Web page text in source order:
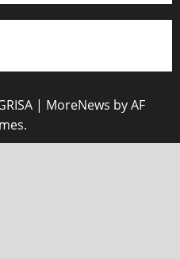
| MoreNews by AF